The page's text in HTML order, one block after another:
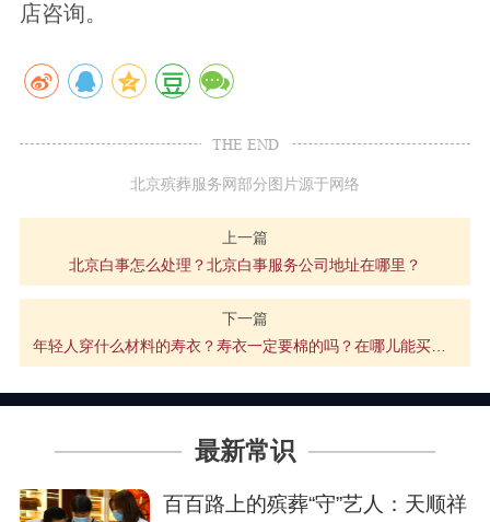
店咨询。
THE END
北京殡葬服务网部分图片源于网络
上一篇
北京白事怎么处理？北京白事服务公司地址在哪里？
下一篇
年轻人穿什么材料的寿衣？寿衣一定要棉的吗？在哪儿能买到寿衣？
最新常识
百百路上的殡葬“守”艺人：天顺祥